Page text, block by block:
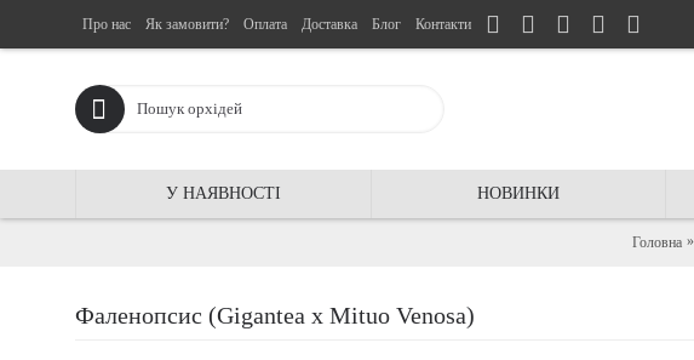
Про нас Як замовити? Оплата Доставка Блог Контакти
У НАЯВНОСТІ НОВИНКИ
Головна
Фаленопсис (Gigantea x Mituo Venosa)